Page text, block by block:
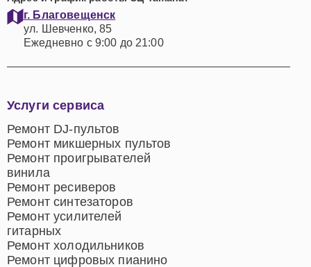
г. Благовещенск
ул. Шевченко, 85
Ежедневно с 9:00 до 21:00
Услуги сервиса
Ремонт DJ-пультов
Ремонт микшерных пультов
Ремонт проигрывателей
винила
Ремонт ресиверов
Ремонт синтезаторов
Ремонт усилителей
гитарных
Ремонт холодильников
Ремонт цифровых пианино